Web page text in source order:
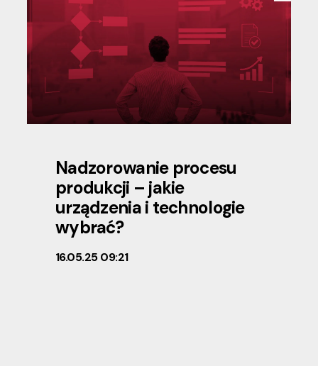
Nadzorowanie procesu
produkcji – jakie
urządzenia i technologie
wybrać?
16.05.25 09:21